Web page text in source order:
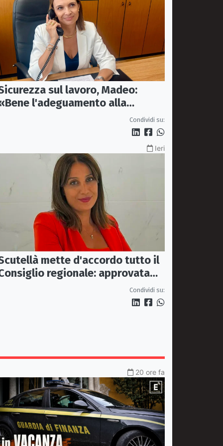
sul lavoro, Madeo:
l'adeguamento alla
nazionale, servono più
Condividi su:
Ieri
mette d'accordo tutto il
regionale: approvata
per i treni Sibari-Paola
Condividi su:
20 ore fa